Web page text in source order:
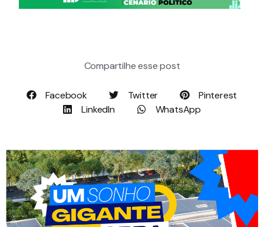
Compartilhe esse post
Facebook Twitter
Pinterest
LinkedIn
WhatsApp